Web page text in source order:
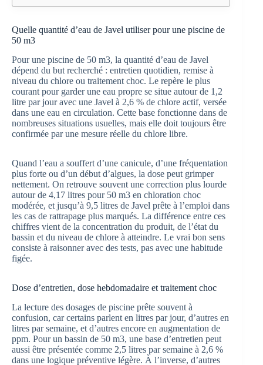
Quelle quantité d’eau de Javel utiliser pour une piscine de
50 m3
Pour une piscine de 50 m3, la quantité d’eau de Javel
dépend du but recherché : entretien quotidien, remise à
niveau du chlore ou traitement choc. Le repère le plus
courant pour garder une eau propre se situe autour de 1,2
litre par jour avec une Javel à 2,6 % de chlore actif, versée
dans une eau en circulation. Cette base fonctionne dans de
nombreuses situations usuelles, mais elle doit toujours être
confirmée par une mesure réelle du chlore libre.
Quand l’eau a souffert d’une canicule, d’une fréquentation
plus forte ou d’un début d’algues, la dose peut grimper
nettement. On retrouve souvent une correction plus lourde
autour de 4,17 litres pour 50 m3 en chloration choc
modérée, et jusqu’à 9,5 litres de Javel prête à l’emploi dans
les cas de rattrapage plus marqués. La différence entre ces
chiffres vient de la concentration du produit, de l’état du
bassin et du niveau de chlore à atteindre. Le vrai bon sens
consiste à raisonner avec des tests, pas avec une habitude
figée.
Dose d’entretien, dose hebdomadaire et traitement choc
La lecture des dosages de piscine prête souvent à
confusion, car certains parlent en litres par jour, d’autres en
litres par semaine, et d’autres encore en augmentation de
ppm. Pour un bassin de 50 m3, une base d’entretien peut
aussi être présentée comme 2,5 litres par semaine à 2,6 %
dans une logique préventive légère. À l’inverse, d’autres